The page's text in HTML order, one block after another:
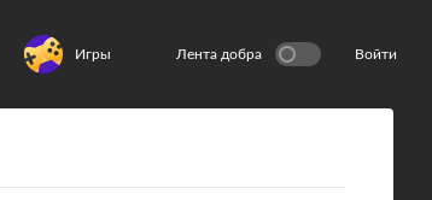
Игры Лента добра Войти